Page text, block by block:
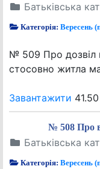
Батьківська
Категорія:Вересень
№ 509 Про дозвіл
стосовно житла
Завантажити
№ 508 Про
Батьківська
Категорія:Вересень